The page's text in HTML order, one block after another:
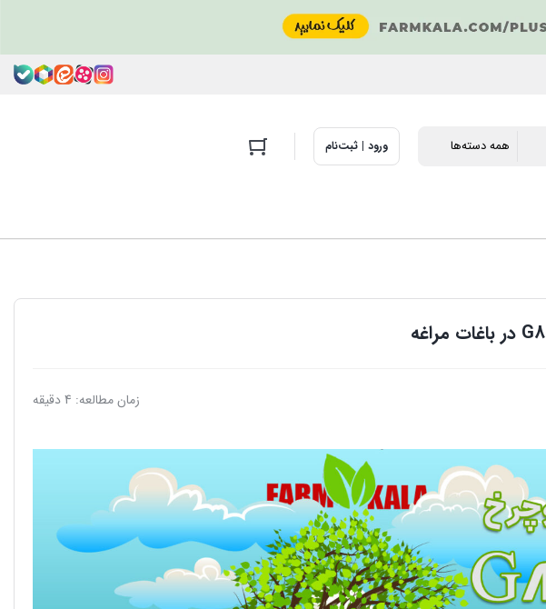
ورود | ثبت‌نام
زمان مطالعه: 4 دقیقه